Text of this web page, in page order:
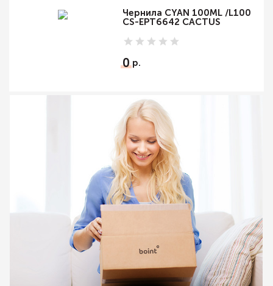
Чернила CYAN 100ML /L100
CS-EPT6642 CACTUS
0